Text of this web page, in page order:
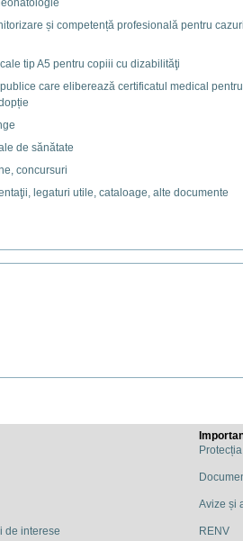
și competență profesională pentru
tip A5 pentru copiii cu dizabilităţi
care eliberează certificatul medical pentru
de sănătate
concursuri
legaturi utile, cataloage, alte documente
de interese
Avize și
RENV